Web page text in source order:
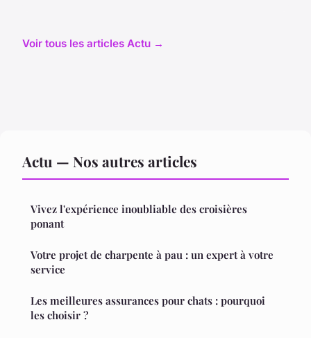
Voir tous les articles Actu →
Actu — Nos autres articles
Vivez l'expérience inoubliable des croisières
ponant
Votre projet de charpente à pau : un expert à votre
service
Les meilleures assurances pour chats : pourquoi
les choisir ?